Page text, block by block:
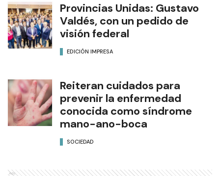
Provincias Unidas: Gustavo
Valdés, con un pedido de
visión federal
EDICIÓN IMPRESA
Reiteran cuidados para
prevenir la enfermedad
conocida como síndrome
mano-ano-boca
SOCIEDAD
Ads